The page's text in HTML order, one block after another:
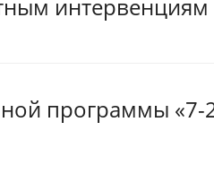
интервенциям
программы «7-